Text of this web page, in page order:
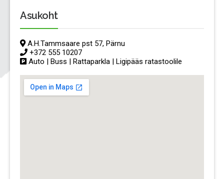
Asukoht
A.H.Tammsaare pst 57, Pärnu
+372 555 10207
Auto | Buss | Rattaparkla | Ligipääs ratastoolile